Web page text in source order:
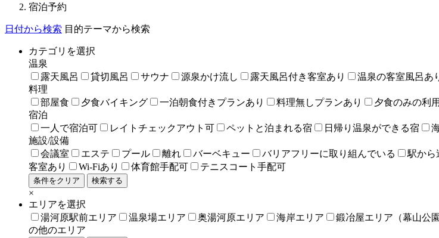
宿泊予約
日付から検索 目的テーマから検索
カテゴリを選択
温泉
露天風呂
貸切風呂 サウナ 源泉かけ流し 露天風呂付き客室あり
温泉の客室風呂あ
料理
部屋食
夕食バイキング 一泊朝食付きプランあり 料理無しプランあり
夕食のみの利
宿泊
一人で宿泊可
レイトチェックアウト可 ペットと泊まれる宿 日帰り温泉ができる宿
施設/設備
会議室
エステ プール 離れ バーベキュー バリアフリーに取り組んでいる 駅から
客室あり
Wi-Fiあり 体育館手配可 テニスコート手配可
条件をクリア 検索する
×
エリアを選択
湯河原駅前エリア
温泉場エリア 奥湯河原エリア 海岸エリア 鍛冶屋エリア（幕山公園
の他のエリア